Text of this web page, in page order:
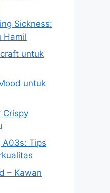
Sickness:
Hamil
untuk
untuk
Crispy
A03s: Tips
– Kawan